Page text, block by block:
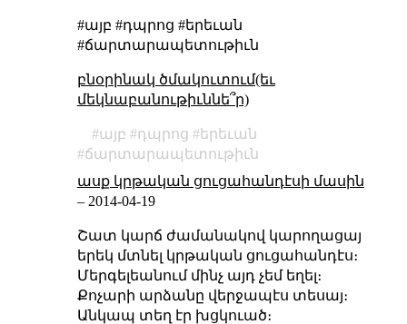
#այբ #դպրոց #երեւան
#ճարտարապետութիւն
բնօրինակ ծմակուտում(եւ
մեկնաբանութիւննե՞ր)
այբ դպրոց
երեւան
ճարտարապետութիւն
ասք կրթական ցուցահանդէսի մասին
– 2014-04-19
Շատ կարճ ժամանակով կարողացայ
երեկ մտնել կրթական ցուցահանդէս։
Մերգելեանում մինչ այդ չեմ եղել։
Քոչարի արձանը վերջապէս տեսայ։
Անկապ տեղ էր խցկուած։